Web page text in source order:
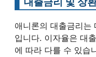
애니론의 대출금리는
입니다. 이자율은 대
에 따라 다를 수 있습